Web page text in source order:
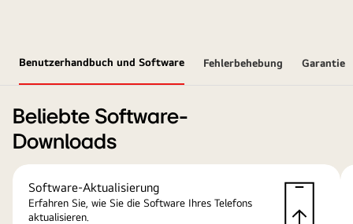
Benutzerhandbuch und Software Fehlerbehebung Garantie
Beliebte Software-
Downloads
Software-Aktualisierung
Erfahren Sie, wie Sie die Software Ihres Telefons
aktualisieren.